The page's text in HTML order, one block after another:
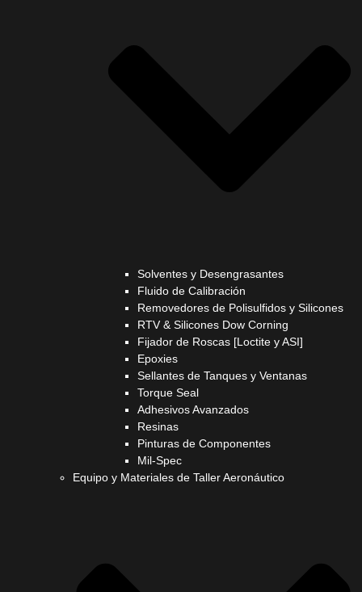
Solventes y Desengrasantes
Fluido de Calibración
Removedores de Polisulfidos y Silicones
RTV & Silicones Dow Corning
Fijador de Roscas [Loctite y ASI]
Epoxies
Sellantes de Tanques y Ventanas
Torque Seal
Adhesivos Avanzados
Resinas
Pinturas de Componentes
Mil-Spec
Equipo y Materiales de Taller Aeronáutico